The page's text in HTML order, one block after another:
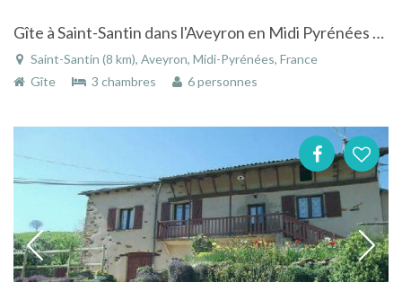
Gîte à Saint-Santin dans l'Aveyron en Midi Pyrénées aux confins du Lot et du Cantal
Saint-Santin (8 km), Aveyron, Midi-Pyrénées, France
Gîte
3 chambres 6 personnes